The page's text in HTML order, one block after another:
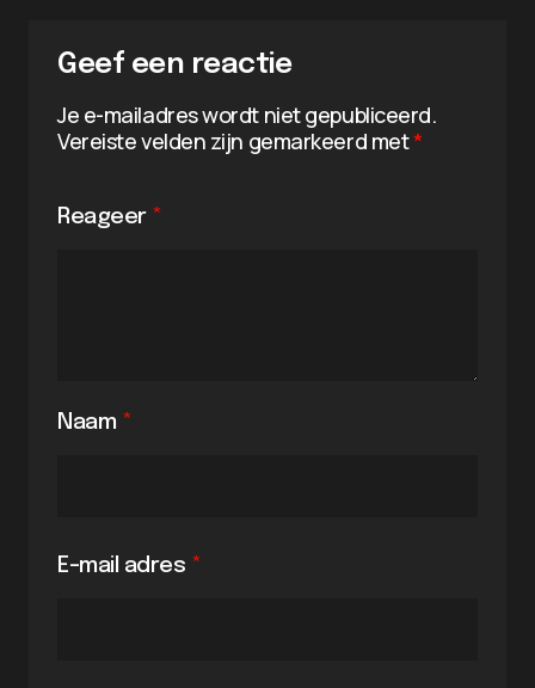
Geef een reactie
Je e-mailadres wordt niet gepubliceerd.
Vereiste velden zijn gemarkeerd met*
Reageer *
Naam *
E-mail adres *